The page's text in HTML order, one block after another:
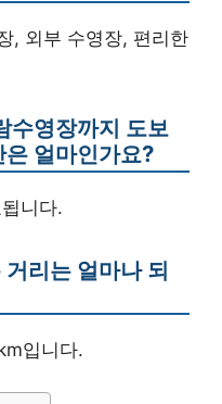
, 외부 수영장, 편리한
수영장까지 도보
얼마인가요?
니다.
리는 얼마나 되
입니다.